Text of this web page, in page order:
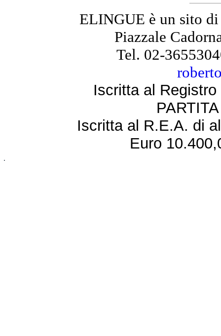
ELINGUE è un sito
Piazzale
Tel. 02-
Iscritta al
Iscritta al R.E.A. di
Euro